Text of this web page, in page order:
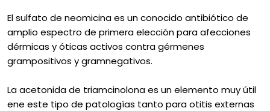
El sulfato de neomicina es un conocido antibiótico de
amplio espectro de primera elección para afecciones
dérmicas y óticas activos contra gérmenes
grampositivos y gramnegativos.
La acetonida de triamcinolona es un elemento muy útil
ene este tipo de patologías tanto para otitis externas